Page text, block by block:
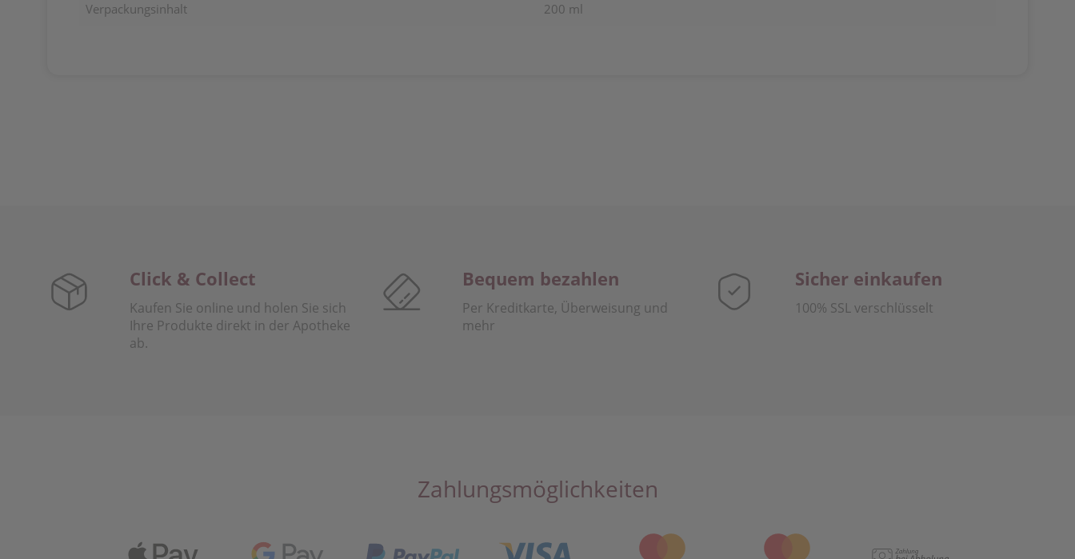
Verpackungsinhalt 200 ml
Click & Collect
Kaufen Sie online und holen Sie sich
Ihre Produkte direkt in der Apotheke
ab.
Bequem bezahlen
Per Kreditkarte, Überweisung und
mehr
Sicher einkaufen
100% SSL verschlüsselt
Zahlungsmöglichkeiten